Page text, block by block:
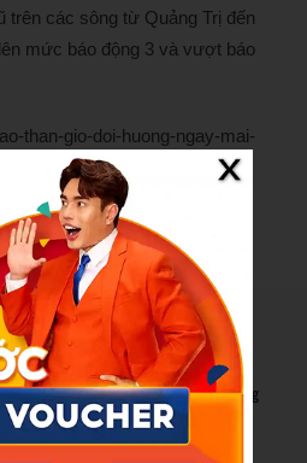
trên các sông từ Quảng Trị đến
mức báo động 3 và vượt báo
than-gio-doi-huong-ngay-mai-
New Posts
trên Biển Đông: Vì sao không ảnh hưởng
giác cao độ?